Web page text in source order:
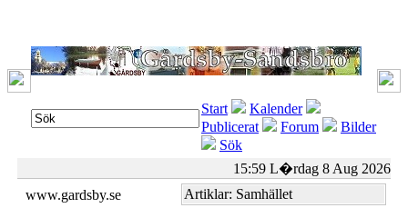
Start
Kalender
Publicerat
Forum
Bilder
Sök
15:59 L�rdag 8 Aug 2026
www.gardsby.se
Artiklar: Samhället